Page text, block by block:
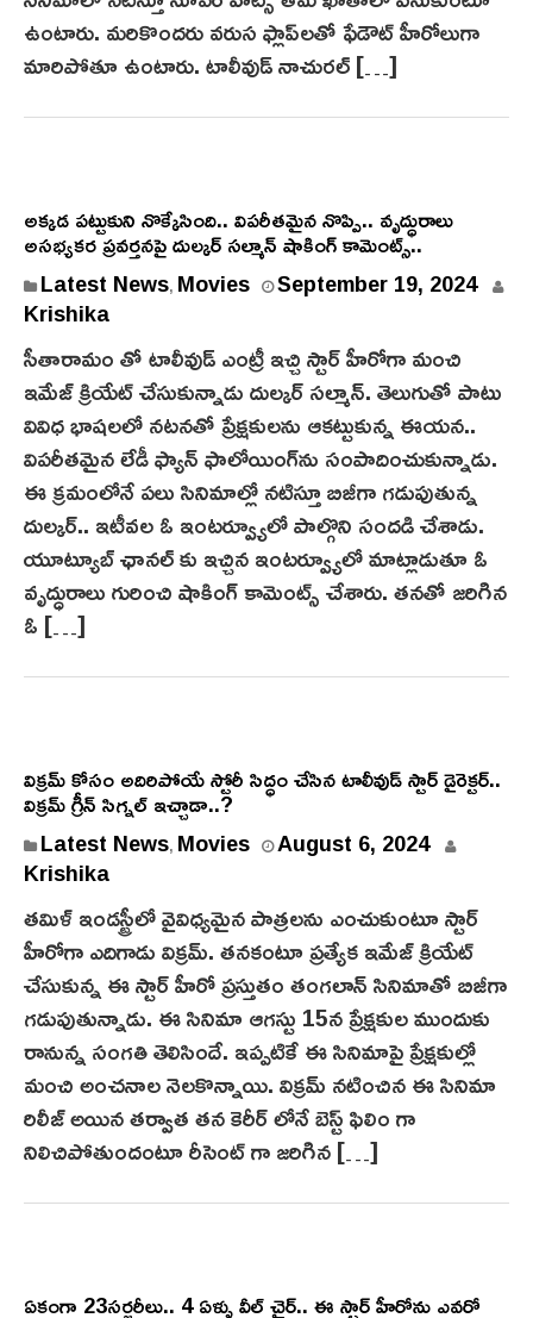
2
0
4
ఉంటారు. మరికొందరు వరుస ఫ్లాప్‌లతో ఫేడౌట్ హీరోలుగా
మారిపోతూ ఉంటారు. టాలీవుడ్ నాచురల్ […]
అక్కడ పట్టుకుని నొక్కేసింది.. విపరీతమైన నొప్పి.. వృద్ధురాలు
అసభ్యకర ప్రవర్తనపై దుల్కర్ సల్మాన్ షాకింగ్ కామెంట్స్..
Latest News, Movies September 19, 2024
Krishika
సీతారామం తో టాలీవుడ్ ఎంట్రీ ఇచ్చి స్టార్ హీరోగా మంచి
ఇమేజ్ క్రియేట్ చేసుకున్నాడు దుల్కర్ సల్మాన్. తెలుగుతో పాటు
వివిధ భాషల‌లో నటనతో ప్రేక్షకులను ఆకట్టుకున్న ఈయ‌న‌..
విపరీతమైన లేడీ ఫ్యాన్ ఫాలోయింగ్‌ను సంపాదించుకున్నాడు.
ఈ క్రమంలోనే పలు సినిమాల్లో నటిస్తూ బిజీగా గడుపుతున్న
దుల్కర్.. ఇటీవల ఓ ఇంటర్వ్యూలో పాల్గొని సందడి చేశాడు.
యూట్యూబ్ ఛానల్ కు ఇచ్చిన ఇంటర్వ్యూలో మాట్లాడుతూ ఓ
వృద్ధురాలు గురించి షాకింగ్ కామెంట్స్ చేశారు. తనతో జరిగిన
ఓ […]
విక్రమ్ కోసం అదిరిపోయే స్టోరీ సిద్ధం చేసిన టాలీవుడ్ స్టార్ డైరెక్టర్..
విక్రమ్ గ్రీన్ సిగ్నల్ ఇచ్చాడా..?
Latest News, Movies August 6, 2024
Krishika
త‌మిళ్ ఇండస్ట్రీలో వైవిధ్యమైన పాత్రలను ఎంచుకుంటూ స్టార్
హీరోగా ఎదిగాడు విక్రమ్. తనకంటూ ప్రత్యేక ఇమేజ్‌ క్రియేట్
చేసుకున్న ఈ స్టార్ హీరో ప్రస్తుతం తంగలాన్‌ సినిమాతో బిజీగా
గడుపుతున్నాడు. ఈ సినిమా ఆగస్టు 15న ప్రేక్షకుల ముందుకు
రానున్న సంగతి తెలిసిందే. ఇప్పటికే ఈ సినిమాపై ప్రేక్షకుల్లో
మంచి అంచనాల నెలకొన్నాయి. విక్రమ్ నటించిన ఈ సినిమా
రిలీజ్ అయిన తర్వాత తన కెరీర్ లోనే బెస్ట్ ఫిలిం గా
నిలిచిపోతుందంటూ రీసెంట్ గా జరిగిన […]
ఏకంగా 23సర్జరీలు.. 4 ఏళ్ళు వీల్ చైర్.. ఈ స్టార్ హీరోను ఎవ‌రో